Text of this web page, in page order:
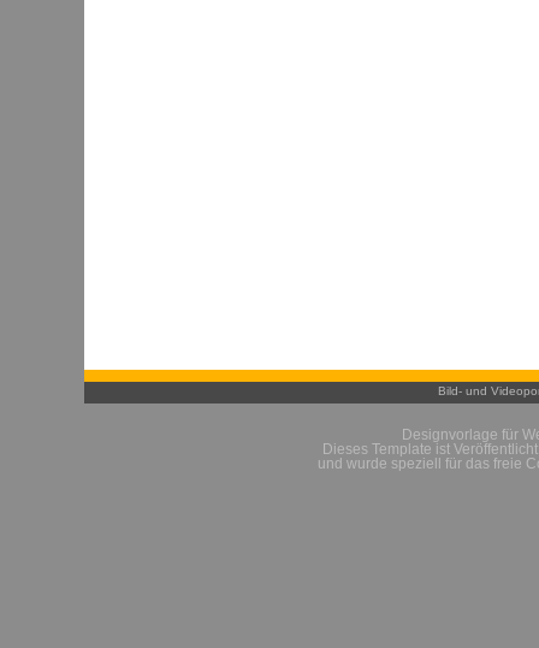
Bild- und
Designvorlage für
Dieses Template ist
und wurde speziell für das freie